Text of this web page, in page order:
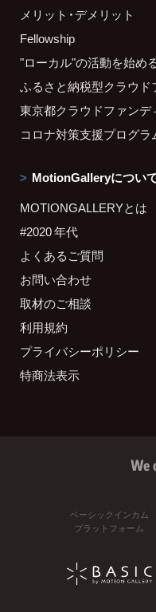
メリット・デメリット
Fellowship
"ローカル"の活動を始め
ふるさと納税型クラウ
東京都クラウドファン
コロナ対策支援プログラ
MotionGalleryについ
MOTIONGALLERYとは
#2020 年代
よくあるご質問
お問い合わせ
取材のご相談
利用規約
プライバシーポリシー
特商法表示
We
ベーシックインカム
プラットフォーム